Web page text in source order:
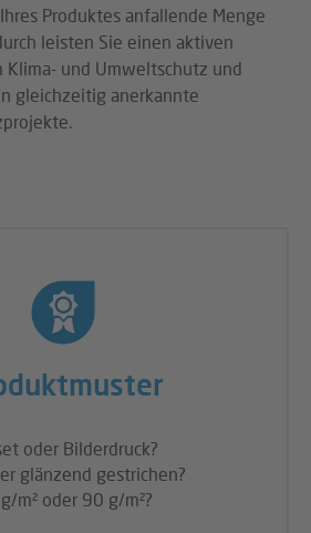
Produktes anfallende Menge
leisten Sie einen aktiven
Klima- und Umweltschutz und
gleichzeitig anerkannte
oder Bilderdruck?
glänzend gestrichen?
m² oder 90 g/m²?